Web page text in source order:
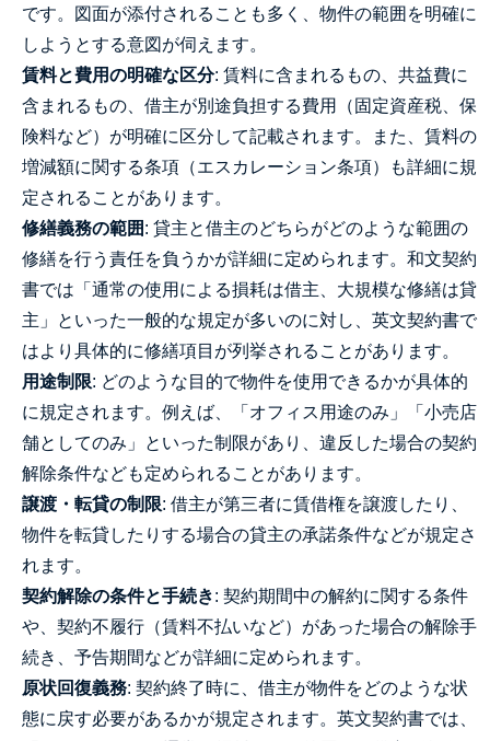
です。図面が添付されることも多く、物件の範囲を明確に
しようとする意図が伺えます。
賃料と費用の明確な区分: 賃料に含まれるもの、共益費に
含まれるもの、借主が別途負担する費用（固定資産税、保
険料など）が明確に区分して記載されます。また、賃料の
増減額に関する条項（エスカレーション条項）も詳細に規
定されることがあります。
修繕義務の範囲: 貸主と借主のどちらがどのような範囲の
修繕を行う責任を負うかが詳細に定められます。和文契約
書では「通常の使用による損耗は借主、大規模な修繕は貸
主」といった一般的な規定が多いのに対し、英文契約書で
はより具体的に修繕項目が列挙されることがあります。
用途制限: どのような目的で物件を使用できるかが具体的
に規定されます。例えば、「オフィス用途のみ」「小売店
舗としてのみ」といった制限があり、違反した場合の契約
解除条件なども定められることがあります。
譲渡・転貸の制限: 借主が第三者に賃借権を譲渡したり、
物件を転貸したりする場合の貸主の承諾条件などが規定さ
れます。
契約解除の条件と手続き: 契約期間中の解約に関する条件
や、契約不履行（賃料不払いなど）があった場合の解除手
続き、予告期間などが詳細に定められます。
原状回復義務: 契約終了時に、借主が物件をどのような状
態に戻す必要があるかが規定されます。英文契約書では、